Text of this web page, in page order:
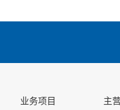
业务项目 主